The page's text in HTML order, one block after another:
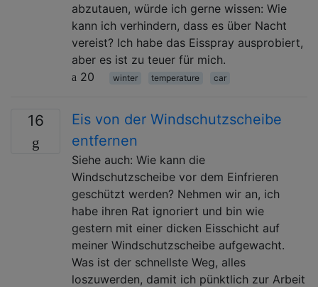
abzutauen, würde ich gerne wissen: Wie
kann ich verhindern, dass es über Nacht
vereist? Ich habe das Eisspray ausprobiert,
aber es ist zu teuer für mich.
20
winter temperature car
16
Eis von der Windschutzscheibe
entfernen
Siehe auch: Wie kann die
Windschutzscheibe vor dem Einfrieren
geschützt werden? Nehmen wir an, ich
habe ihren Rat ignoriert und bin wie
gestern mit einer dicken Eisschicht auf
meiner Windschutzscheibe aufgewacht.
Was ist der schnellste Weg, alles
loszuwerden, damit ich pünktlich zur Arbeit